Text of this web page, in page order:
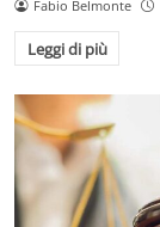
Fabio Belmonte
Leggi di più